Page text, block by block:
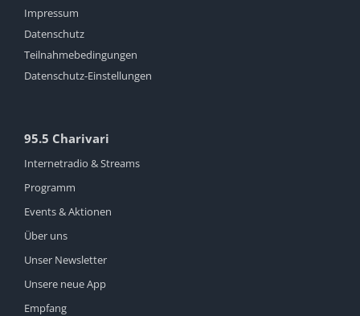
Impressum
Datenschutz
Teilnahmebedingungen
Datenschutz-Einstellungen
95.5 Charivari
Internetradio & Streams
Programm
Events & Aktionen
Über uns
Unser Newsletter
Unsere neue App
Empfang